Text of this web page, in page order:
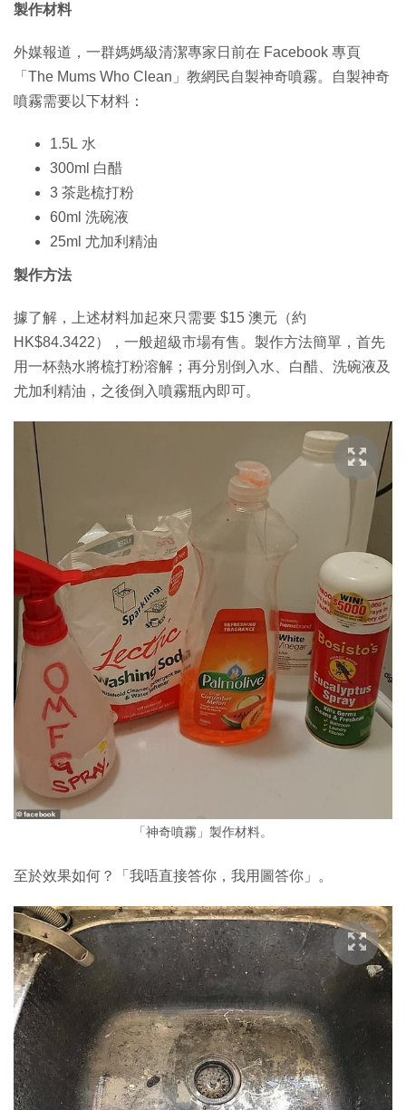
製作材料
外媒報道，一群媽媽級清潔專家日前在 Facebook 專頁
「The Mums Who Clean」教網民自製神奇噴霧。自製神奇
噴霧需要以下材料：
1.5L 水
300ml 白醋
3 茶匙梳打粉
60ml 洗碗液
25ml 尤加利精油
製作方法
據了解，上述材料加起來只需要 $15 澳元（約
HK$84.3422），一般超級市場有售。製作方法簡單，首先
用一杯熱水將梳打粉溶解；再分別倒入水、白醋、洗碗液及
尤加利精油，之後倒入噴霧瓶內即可。
「神奇噴霧」製作材料。
至於效果如何？「我唔直接答你，我用圖答你」。